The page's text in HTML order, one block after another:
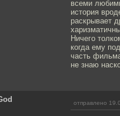
всеми
история
раскрывает
Ничего
когда ему
часть
не знаю
отправлено